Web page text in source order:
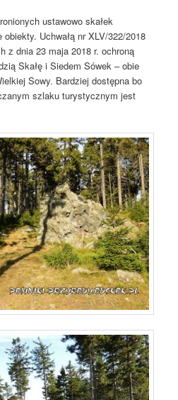
ustawowo skałek
Uchwałą nr XLV/322/2018
z dnia 23 maja 2018 r. ochroną
Skałę i Siedem Sówek – obie
Sowy. Bardziej dostępna bo
szlaku turystycznym jest